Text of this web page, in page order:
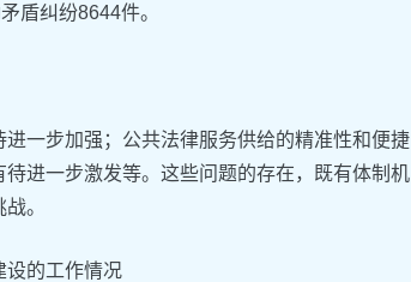
盾纠纷8644件。
一步加强；公共法律服务供给的精准性和便捷
进一步激发等。这些问题的存在，既有体制机
。
设的工作情况